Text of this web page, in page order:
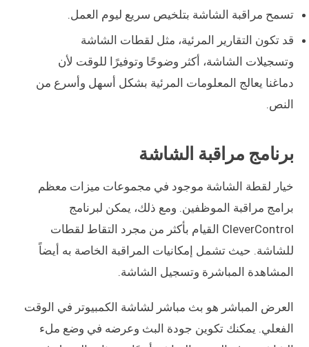
تسمح مراقبة الشاشة بتلخيص سريع ليوم العمل.
قد تكون التقارير المرئية، مثل لقطات الشاشة
وتسجيلات الشاشة، أكثر وضوحًا وتوفيرًا للوقت لأن
دماغنا يعالج المعلومات المرئية بشكل أسهل وأسرع من
النص.
برنامج مراقبة الشاشة
خيار لقطة الشاشة موجود في مجموعات ميزات معظم
برامج مراقبة الموظفين. ومع ذلك، يمكن لبرنامج
CleverControl القيام بأكثر من مجرد التقاط لقطات
للشاشة. حيث تشمل إمكانيات المراقبة الخاصة به أيضاً
المشاهدة المباشرة وتسجيل الشاشة.
العرض المباشر هو بث مباشر لشاشة الكمبيوتر في الوقت
الفعلي. يمكنك تكوين جودة البث وعرضه في وضع ملء